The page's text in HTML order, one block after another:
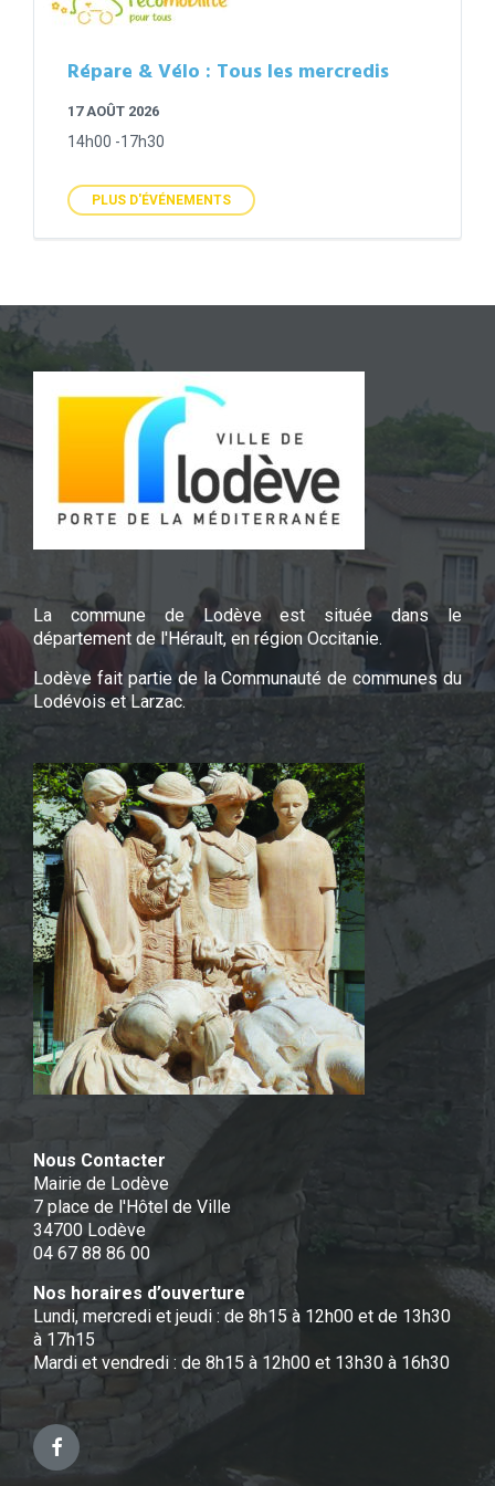
Répare & Vélo : Tous les mercredis
17 AOÛT 2026
14h00 -17h30
PLUS D'ÉVÉNEMENTS
La commune de Lodève est située dans le
département de l'Hérault, en région Occitanie.
Lodève fait partie de la Communauté de communes du
Lodévois et Larzac.
Nous Contacter
Mairie de Lodève
7 place de l'Hôtel de Ville
34700 Lodève
04 67 88 86 00
Nos horaires d’ouverture
Lundi, mercredi et jeudi : de 8h15 à 12h00 et de 13h30
à 17h15
Mardi et vendredi : de 8h15 à 12h00 et 13h30 à 16h30
Facebook